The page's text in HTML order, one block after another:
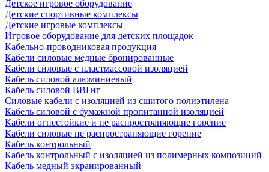
Детское игровое оборудование
Детские спортивные комплексы
Детские игровые комплексы
Игровое оборудование для детских площадок
Кабельно-проводниковая продукция
Кабели силовые медные бронированные
Кабели силовые с пластмассовой изоляцией
Кабель силовой алюминиевый
Кабель силовой ВВГнг
Силовые кабели с изоляцией из сшитого полиэтилена
Кабель силовой с бумажной пропитанной изоляцией
Кабели огнестойкие и не распространяющие горение
Кабели силовые не распространяющие горение
Кабель контрольный
Кабель контрольный с изоляцией из полимерных композиций
Кабель медный экранированный